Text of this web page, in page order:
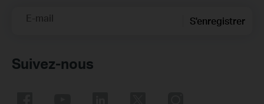
E-mail S'enregistrer
Suivez-nous